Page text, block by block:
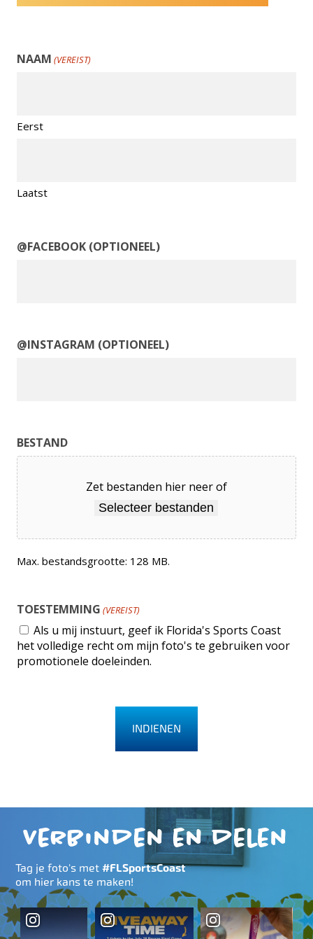
NAAM (VEREIST)
Eerst
Laatst
@FACEBOOK (OPTIONEEL)
@INSTAGRAM (OPTIONEEL)
BESTAND
Zet bestanden hier neer of
Selecteer bestanden
Max. bestandsgrootte: 128 MB.
TOESTEMMING (VEREIST)
Als u mij instuurt, geef ik Florida's Sports Coast
het volledige recht om mijn foto's te gebruiken voor
promotionele doeleinden.
Verbinden en delen
Tag je foto's met#FLSportsCoast
om hier kans te maken!